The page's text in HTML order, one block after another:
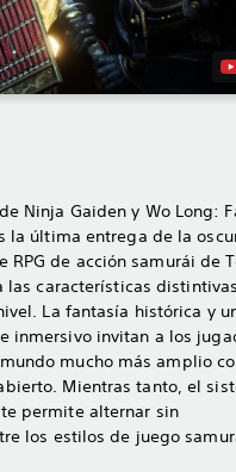
Ninja Gaiden y Wo Long:
la última entrega de la
RPG de acción samurái de
las características
La fantasía histórica y
inmersivo invitan a los
mucho más amplio
Mientras tanto, el
permite alternar sin
los estilos de juego